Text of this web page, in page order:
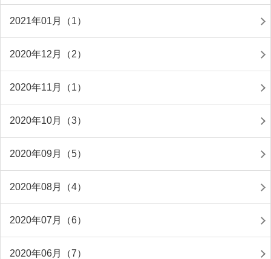
2021年01月（1）
2020年12月（2）
2020年11月（1）
2020年10月（3）
2020年09月（5）
2020年08月（4）
2020年07月（6）
2020年06月（7）